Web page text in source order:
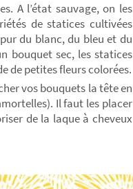
A l’état sauvage, on les
de statices cultivées
du blanc, du bleu et du
bouquet sec, les statices
de petites fleurs colorées.
vos bouquets la tête en
Il faut les placer
de la laque à cheveux